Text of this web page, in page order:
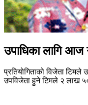
उपाधिका लागि आज
प्रतियोगिताको विजेता
उपविजेता हुने टिमले २ लाख